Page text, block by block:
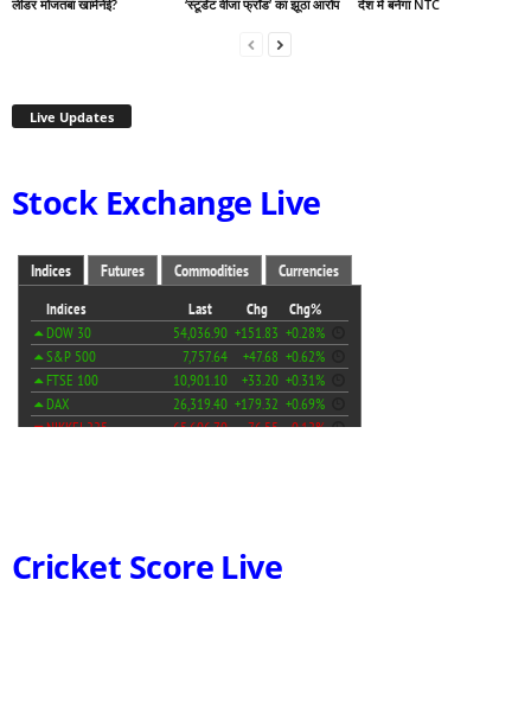
लीडर मोजतबा खामेनेई? ‘स्टूडेंट वीजा फ्रॉड’ का झूठा आरोप देश में बनेगा NTC
Live Updates
Stock Exchange Live
Cricket Score Live